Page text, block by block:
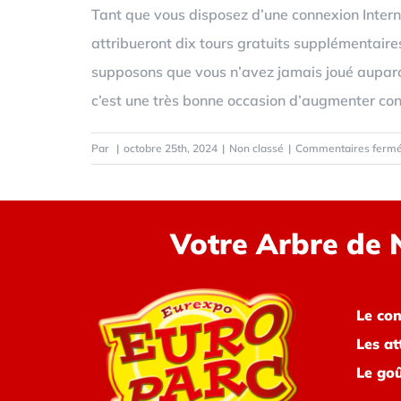
Tant que vous disposez d’une connexion
attribueront dix tours gratuits
supposons que vous n’avez jamais joué
c’est une très bonne occasion d’augmenter
Par | octobre 25th, 2024 | Non classé | Commentaires
Votre Arbre de
Le
Les
Le